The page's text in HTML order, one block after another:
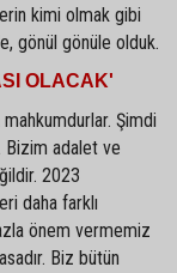
kimi olmak gibi
gönül gönüle olduk.
OLACAK'
Şimdi
Bizim adalet ve
2023
daha farklı
önem vermemiz
Biz bütün